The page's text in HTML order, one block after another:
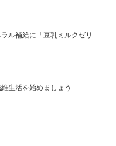
ル補給に「豆乳ミルクゼリ
生活を始めましょう